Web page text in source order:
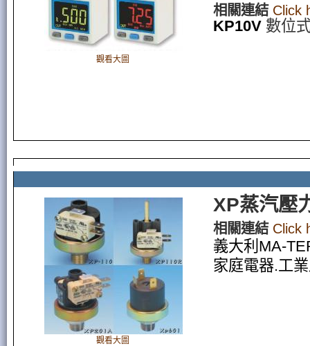
觀看大圖
相關連結 Click
KP10V 數位
觀看大圖
XP蒸汽壓
相關連結 Click
義大利MA-
家庭電器.工